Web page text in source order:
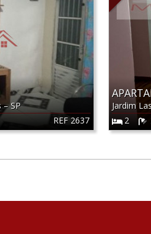
REF 2637
–SP
Jardim
2